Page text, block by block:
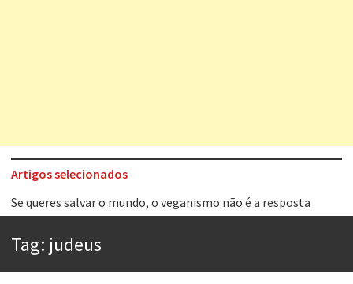
Artigos selecionados
Tem que filmar isso daí
Aprender a fracassar é o segredo do sucesso
Tag: judeus